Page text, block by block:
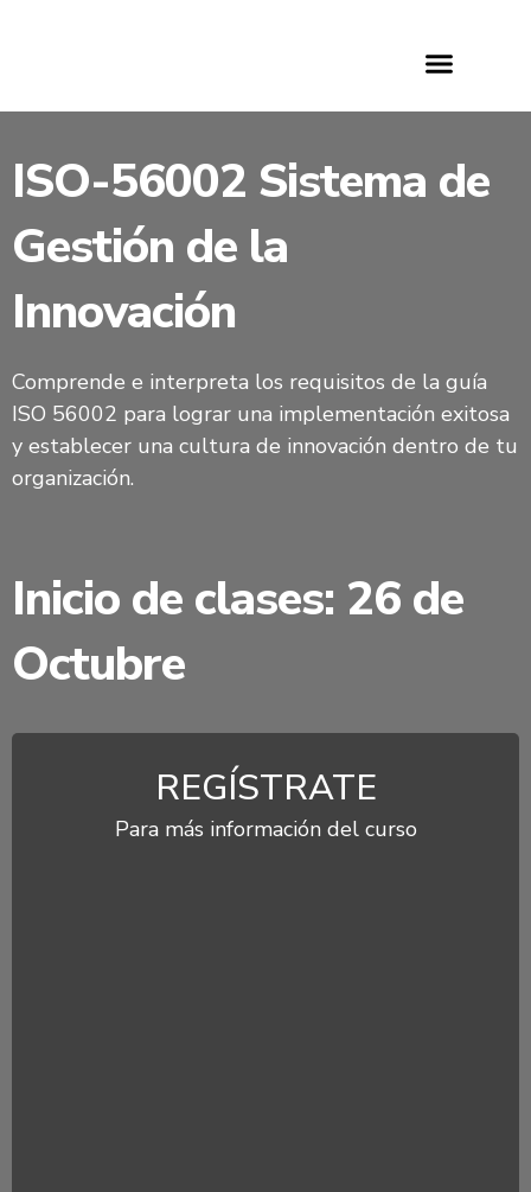
ISO-56002 Sistema de
Gestión de la
Innovación
Comprende e interpreta los requisitos de la guía
ISO 56002 para lograr una implementación exitosa
y establecer una cultura de innovación dentro de tu
organización.
Inicio de clases: 26 de
Octubre
REGÍSTRATE
Para más información del curso